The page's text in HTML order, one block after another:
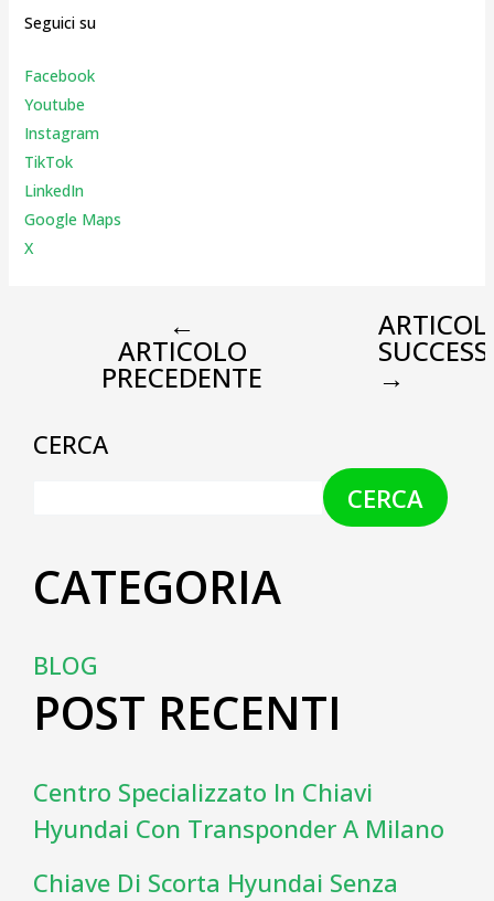
Seguici su
Facebook
Youtube
Instagram
TikTok
LinkedIn
Google Maps
X
←
ARTICOLO
PRECEDENTE →
CERCA
CERCA
CATEGORIA
BLOG
POST RECENTI
Centro Specializzato In Chiavi
Hyundai Con Transponder A Milano
Chiave Di Scorta Hyundai Senza